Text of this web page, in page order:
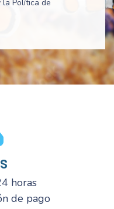
la Política de
horas
de pago